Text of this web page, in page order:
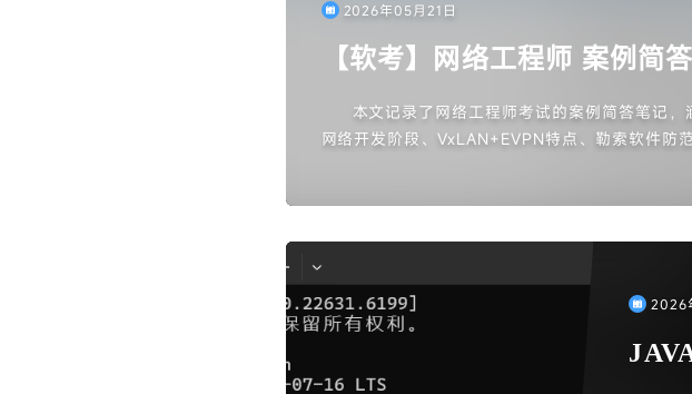
2026年05月21日
【软考】网络工程师 案例简
本文记录了网络工程师考试的案例简答笔记，
网络开发阶段、VxLAN+EVPN特点、勒索软件防
考试挑战。
2026